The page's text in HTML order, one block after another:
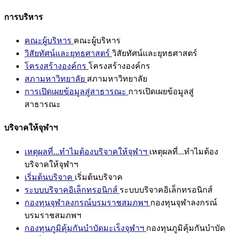
การบริหาร
คณะผู้บริหาร คณะผู้บริหาร
วิสัยทัศน์และยุทธศาสตร์ วิสัยทัศน์และยุทธศาสตร์
โครงสร้างองค์กร โครงสร้างองค์กร
สภามหาวิทยาลัย สภามหาวิทยาลัย
การเปิดเผยข้อมูลสู่สาธารณะ การเปิดเผยข้อมูลสู่
สาธารณะ
บริจาคให้จุฬาฯ
เหตุผลที่...ทำไมต้องบริจาคให้จุฬาฯ เหตุผลที่...ทำไมต้อง
บริจาคให้จุฬาฯ
เริ่มต้นบริจาค เริ่มต้นบริจาค
ระบบบริจาคอิเล็กทรอนิกส์ ระบบบริจาคอิเล็กทรอนิกส์
กองทุนจุฬาลงกรณ์บรมราชสมภพฯ กองทุนจุฬาลงกรณ์
บรมราชสมภพฯ
กองทุนภูมิคุ้มกันบำบัดมะเร็งจุฬาฯ กองทุนภูมิคุ้มกันบำบัด